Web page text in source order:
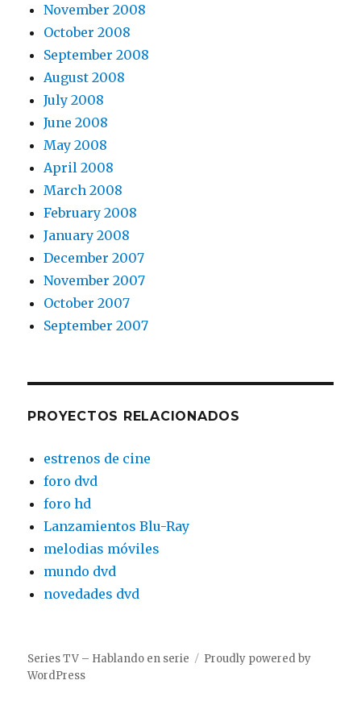
November 2008
October 2008
September 2008
August 2008
July 2008
June 2008
May 2008
April 2008
March 2008
February 2008
January 2008
December 2007
November 2007
October 2007
September 2007
PROYECTOS RELACIONADOS
estrenos de cine
foro dvd
foro hd
Lanzamientos Blu-Ray
melodias móviles
mundo dvd
novedades dvd
Series TV – Hablando en serie
Proudly powered by
WordPress